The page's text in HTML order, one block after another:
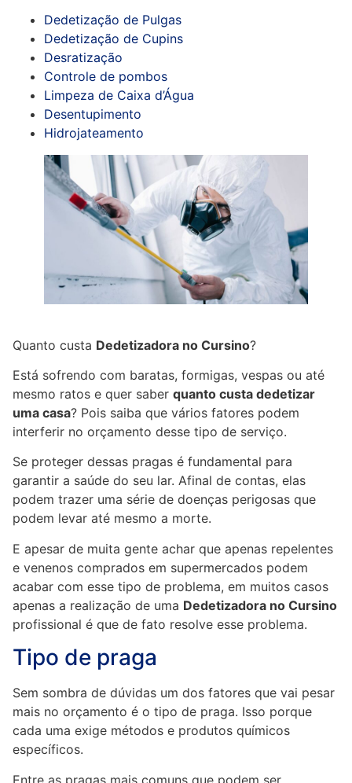
Dedetização de Pulgas
Dedetização de Cupins
Desratização
Controle de pombos
Limpeza de Caixa d’Água
Desentupimento
Hidrojateamento
Quanto custa Dedetizadora no Cursino?
Está sofrendo com baratas, formigas, vespas ou até
mesmo ratos e quer saber quanto custa dedetizar
uma casa? Pois saiba que vários fatores podem
interferir no orçamento desse tipo de serviço.
Se proteger dessas pragas é fundamental para
garantir a saúde do seu lar. Afinal de contas, elas
podem trazer uma série de doenças perigosas que
podem levar até mesmo a morte.
E apesar de muita gente achar que apenas repelentes
e venenos comprados em supermercados podem
acabar com esse tipo de problema, em muitos casos
apenas a realização de uma Dedetizadora no Cursino
profissional é que de fato resolve esse problema.
Tipo de praga
Sem sombra de dúvidas um dos fatores que vai pesar
mais no orçamento é o tipo de praga. Isso porque
cada uma exige métodos e produtos químicos
específicos.
Entre as pragas mais comuns que podem ser